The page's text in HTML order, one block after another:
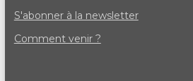
S'abonner à la newsletter
Comment venir ?